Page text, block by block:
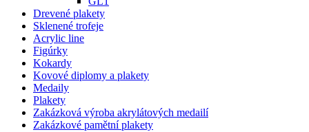
Drevené plakety
Sklenené trofeje
Acrylic line
Figúrky
Kokardy
Kovové diplomy a plakety
Medaily
Plakety
Zakázková výroba akrylátových medailí
Zakázkové pamětní plakety